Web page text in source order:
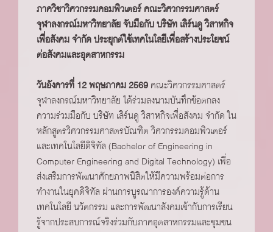
ภาควิชาวิศวกรรมคอมพิวเตอร์ คณะวิศวกรรมศาสตร์
จุฬาลงกรณ์มหาวิทยาลัย จับมือกับ บริษัท เลิร์นดู วิสาหกิจ
เพื่อสังคม จำกัด ประยุกต์ใช้เทคโนโลยีเพื่อสร้างประโยชน์
ต่อสังคมและอุตสาหกรรม
วันอังคารที่ 12 พฤษภาคม 2569คณะวิศวกรรมศาสตร์
จุฬาลงกรณ์มหาวิทยาลัย ได้ร่วมลงนามบันทึกข้อตกลง
ความร่วมมือกับ บริษัท เลิร์นดู วิสาหกิจเพื่อสังคม จำกัด ใน
หลักสูตรวิศวกรรมศาสตรบัณฑิต วิศวกรรมคอมพิวเตอร์
และเทคโนโลยีดิจิทัล (Bachelor of Engineering in
Computer Engineering and Digital Technology) เพื่อ
ส่งเสริมการพัฒนาศักยภาพนิสิตให้มีความพร้อมต่อการ
ทำงานในยุคดิจิทัล ผ่านการบูรณาการองค์ความรู้ด้าน
เทคโนโลยี นวัตกรรม และการพัฒนาสังคมเข้ากับการเรียน
รู้จากประสบการณ์จริงร่วมกับภาคอุตสาหกรรมและชุมชน